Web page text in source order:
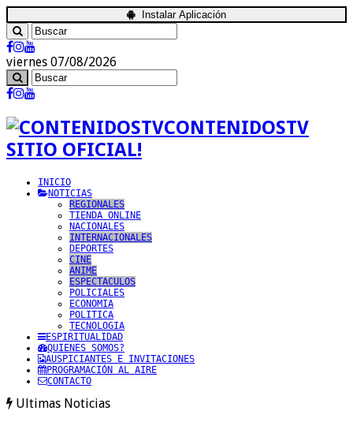
Instalar Aplicación
viernes 07/08/2026
CONTENIDOSTV
SITIO OFICIAL!
INICIO
NOTICIAS
REGIONALES
TIENDA ONLINE
NACIONALES
INTERNACIONALES
DEPORTES
CINE
ANIME
ESPECTACULOS
POLICIALES
ECONOMIA
POLITICA
TECNOLOGIA
ESPIRITUALIDAD
QUIENES SOMOS?
AUSPICIANTES E INVITACIONES
PROGRAMACIÓN AL AIRE
CONTACTO
Ultimas Noticias